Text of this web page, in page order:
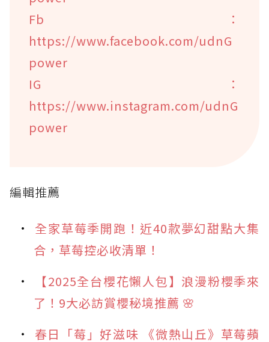
Fb：
https://www.facebook.com/udnG
power
IG：
https://www.instagram.com/udnG
power
編輯推薦
全家草莓季開跑！近40款夢幻甜點大集
合，草莓控必收清單！
【2025全台櫻花懶人包】浪漫粉櫻季來
了！9大必訪賞櫻秘境推薦 🌸
春日「莓」好滋味 《微熱山丘》草莓蘋